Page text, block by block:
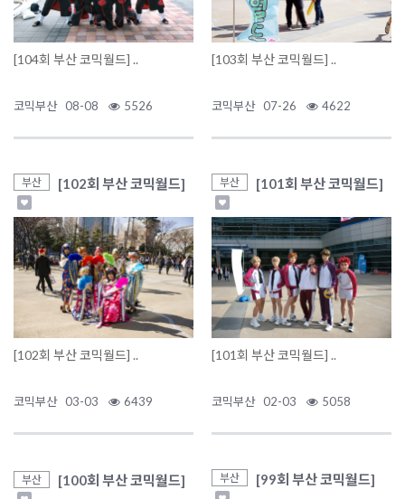
[104회 부산 코믹월드] ..
코믹부산 08-08 5526
[103회 부산 코믹월드] ..
코믹부산 07-26 4622
부산 [102회 부산 코믹월드]
[102회 부산 코믹월드] ..
코믹부산 03-03 6439
부산 [101회 부산 코믹월드]
[101회 부산 코믹월드] ..
코믹부산 02-03 5058
부산 [100회 부산 코믹월드] 부산 [99회 부산 코믹월드]